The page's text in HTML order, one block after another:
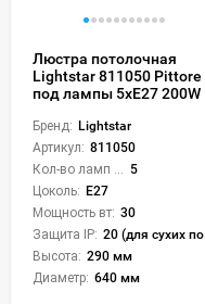
Люстра потолочная
Lightstar 811050 Pittore
под лампы 5xE27 200W
Бренд: Lightstar
Артикул: 811050
5
Цоколь: E27
Мощность вт: 30
Защита IP: 20 (для сухих пом.)
Высота: 290 мм
Диаметр: 640 мм